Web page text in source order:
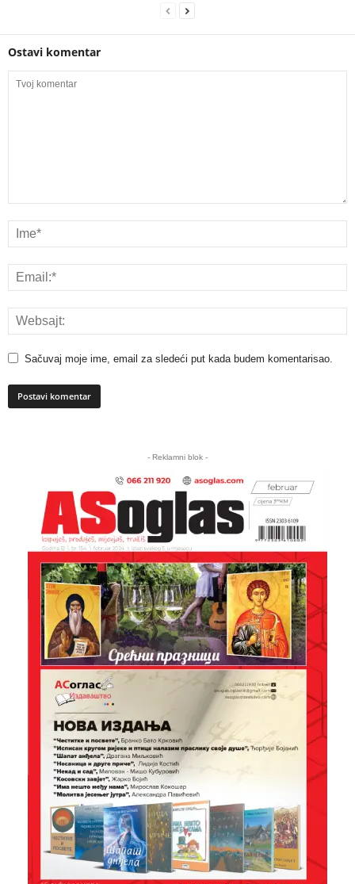
Ostavi komentar
Sačuvaj moje ime, email za sledeći put kada budem komentarisao.
- Reklamni blok -